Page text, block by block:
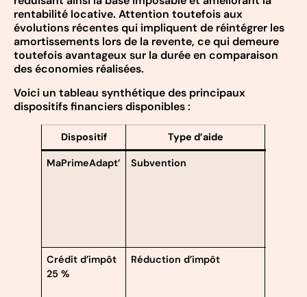
rentabilité locative. Attention toutefois aux
évolutions récentes qui impliquent de réintégrer les
amortissements lors de la revente, ce qui demeure
toutefois avantageux sur la durée en comparaison
des économies réalisées.
Voici un tableau synthétique des principaux
dispositifs financiers disponibles :
Dispositif Type d’aide
MaPrimeAdapt’ Subvention
Crédit d’impôt
25 %
Réduction d’impôt